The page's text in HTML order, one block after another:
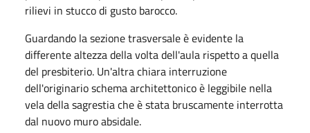
rilievi in stucco di gusto barocco.
Guardando la sezione trasversale è evidente la
differente altezza della volta dell'aula rispetto a quella
del presbiterio. Un'altra chiara interruzione
dell'originario schema architettonico è leggibile nella
vela della sagrestia che è stata bruscamente interrotta
dal nuovo muro absidale.